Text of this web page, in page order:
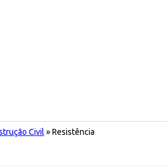
Civil » Resistência